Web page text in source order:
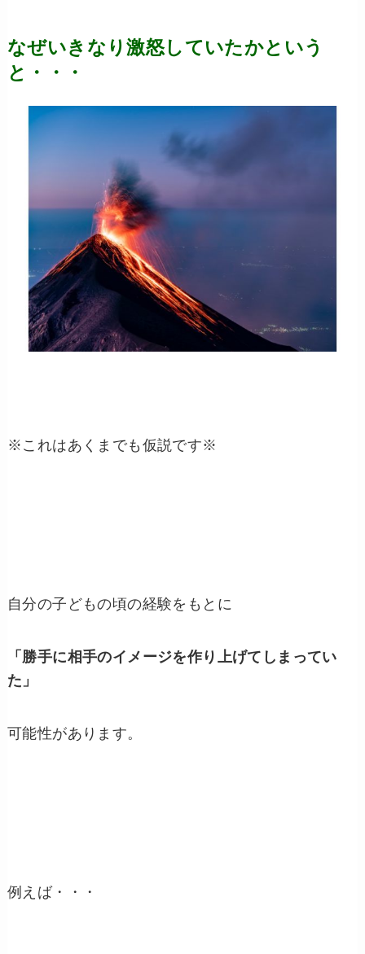
なぜいきなり激怒していたかという
と・・・
※これはあくまでも仮説です※
自分の子どもの頃の経験をもとに
「勝手に相手のイメージを作り上げてしまってい
た」
可能性があります。
例えば・・・